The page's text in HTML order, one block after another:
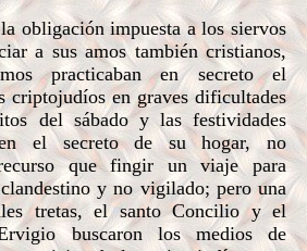
obligación impuesta a los siervos
a sus amos también cristianos,
practicaban en secreto el
criptojudíos en graves dificultades
del sábado y las festividades
el secreto de su hogar, no
que fingir un viaje para
y no vigilado; pero una
tretas, el santo Concilio y el
buscaron los medios de